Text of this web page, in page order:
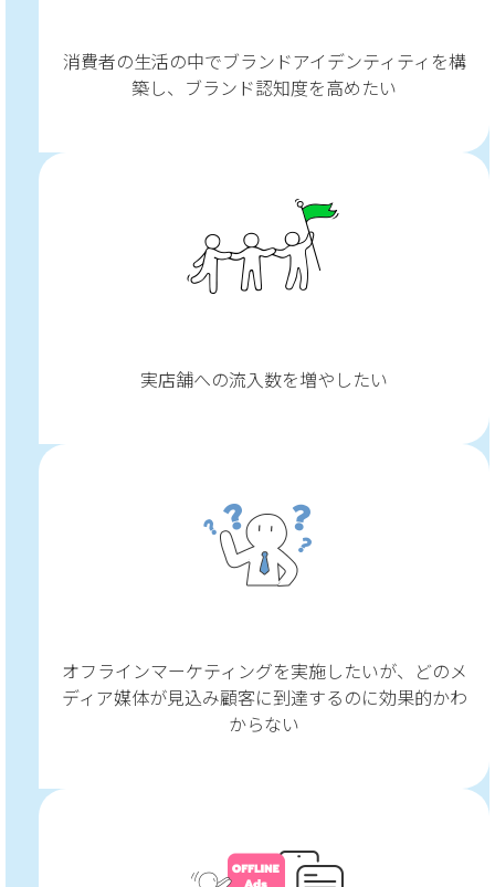
消費者の生活の中でブランドアイデンティティを構
築し、ブランド認知度を高めたい
実店舗への流入数を増やしたい
オフラインマーケティングを実施したいが、どのメ
ディア媒体が見込み顧客に到達するのに効果的かわ
からない